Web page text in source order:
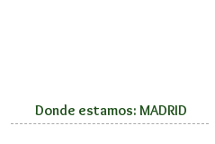
Donde estamos: MADRID